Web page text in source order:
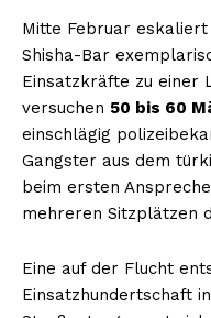
Mitte Februar
Shisha-Bar
Einsatzkräfte zu einer
versuchen 50 bis 60
einschlägig
Gangster aus dem
beim ersten
mehreren Sitzplätzen
Eine auf der Flucht
Einsatzhundertschaft